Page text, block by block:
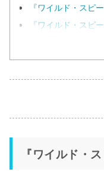
『ワイルド・スピ
『ワイルド・スピ
『ワイルド・